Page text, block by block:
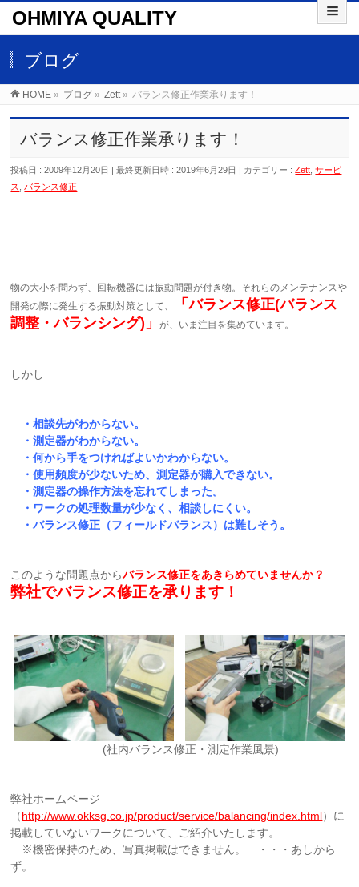
OHMIYA QUALITY
ブログ
HOME » ブログ » Zett» バランス修正作業承ります！
バランス修正作業承ります！
投稿日 : 2009年12月20日 最終更新日時 : 2019年6月29日 カテゴリー :Zett ,サービ
ス
,バランス修正
物の大小を問わず、回転機器には振動問題が付き物。それらのメンテナンスや
開発の際に発生する振動対策として、
「バランス修正(バランス
調整・バランシング)」が、いま注目を集めています。
しかし
・相談先がわからない。
・測定器がわからない。
・何から手をつければよいかわからない。
・使用頻度が少ないため、測定器が購入できない。
・測定器の操作方法を忘れてしまった。
・ワークの処理数量が少なく、相談しにくい。
・バランス修正（フィールドバランス）は難しそう。
このような問題点からバランス修正をあきらめていませんか？
弊社でバランス修正を承ります！
(社内バランス修正・測定作業風景)
弊社ホームページ
（http://www.okksg.co.jp/product/service/balancing/index.html）に
掲載していないワークについて、ご紹介いたします。
※機密保持のため、写真掲載はできません。 ・・・あしから
ず。